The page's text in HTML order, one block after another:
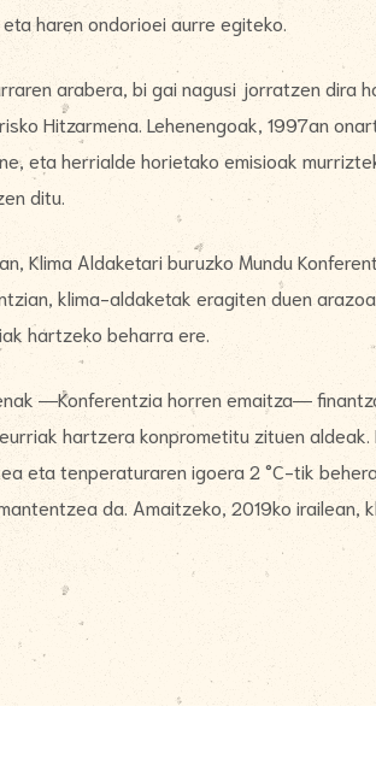
haren ondorioei aurre egiteko.
arabera, bi gai nagusi jorratzen dira
Hitzarmena. Lehenengoak, 1997an
eta herrialde horietako emisioak
ditu.
Klima Aldaketari buruzko Mundu
klima-aldaketak eragiten duen
hartzeko beharra ere.
―Konferentzia horren emaitza―
hartzera konprometitu zituen aldeak.
eta tenperaturaren igoera 2 °C-tik
da. Amaitzeko, 2019ko irailean,